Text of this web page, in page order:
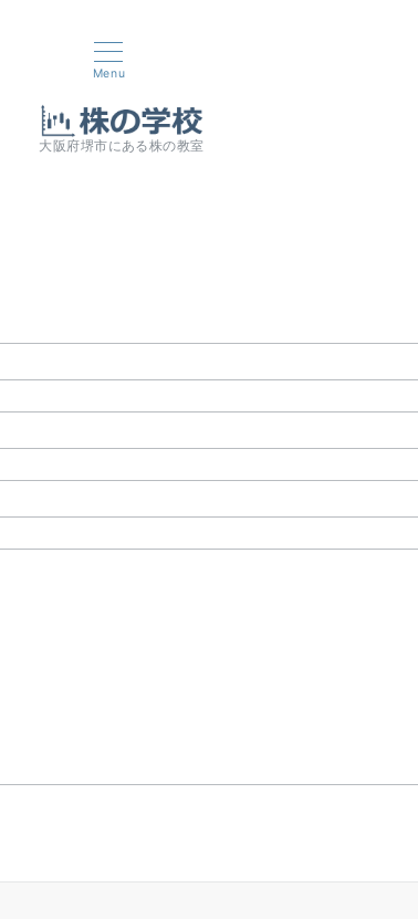
Menu
大阪府堺市にある株の教室